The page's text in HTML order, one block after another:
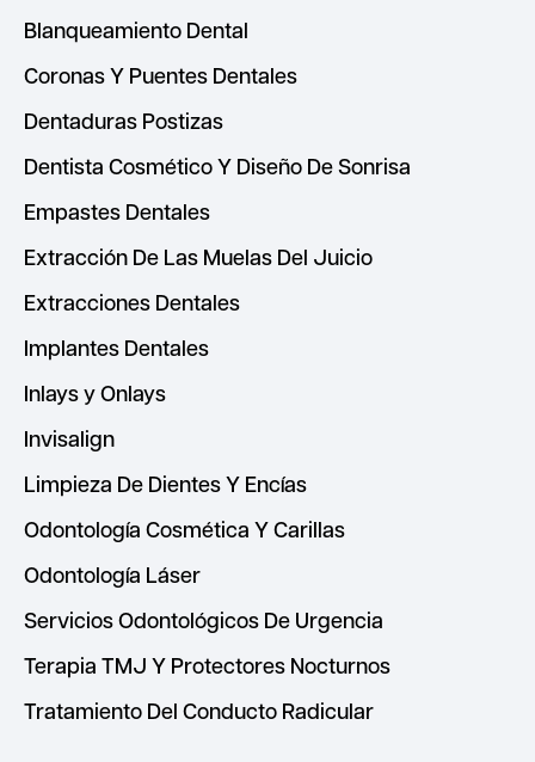
Blanqueamiento Dental
Coronas Y Puentes Dentales
Dentaduras Postizas
Dentista Cosmético Y Diseño De Sonrisa
Empastes Dentales
Extracción De Las Muelas Del Juicio
Extracciones Dentales
Implantes Dentales
Inlays y Onlays
Invisalign
Limpieza De Dientes Y Encías
Odontología Cosmética Y Carillas
Odontología Láser
Servicios Odontológicos De Urgencia
Terapia TMJ Y Protectores Nocturnos
Tratamiento Del Conducto Radicular